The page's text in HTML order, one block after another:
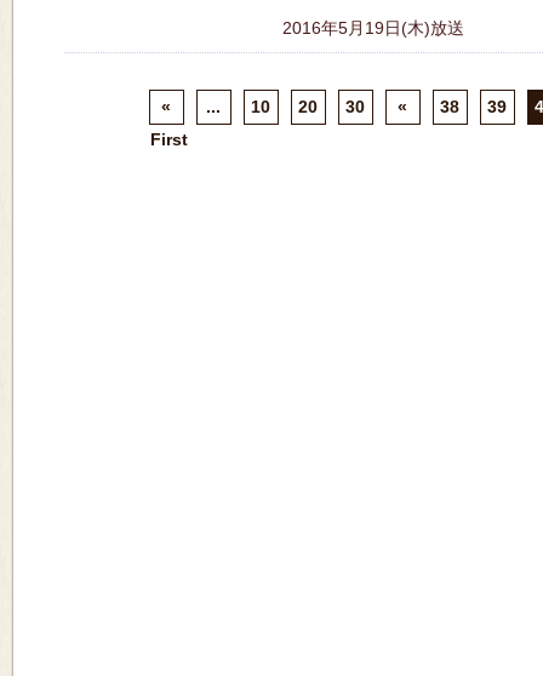
2016年5月19日(木)放送
«
First
... 10 20 30 « 38 39